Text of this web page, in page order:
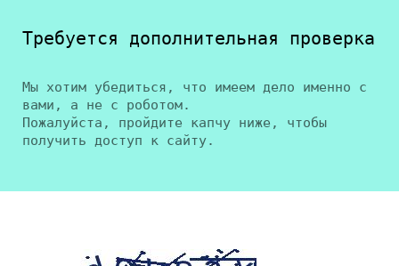
Требуется дополнительная проверка
Мы хотим убедиться, что имеем дело именно с
вами, а не с роботом.
Пожалуйста, пройдите капчу ниже, чтобы
получить доступ к сайту.